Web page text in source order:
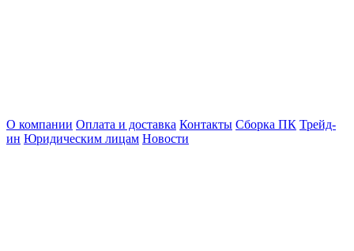
О компании Оплата и доставка Контакты Сборка ПК Трейд-
ин Юридическим лицам Новости